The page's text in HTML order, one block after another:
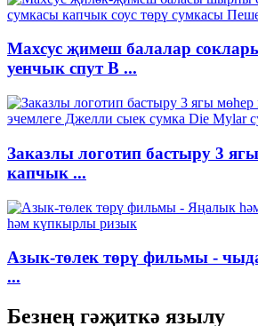
Махсус җимеш балалар
уенчык спут В ...
Заказлы логотип бастыру 3
капчык ...
Азык-төлек төрү фильмы -
...
Безнең гәҗиткә язылу